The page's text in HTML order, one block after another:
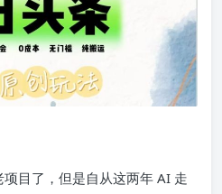
目了，但是自从这两年 AI 走